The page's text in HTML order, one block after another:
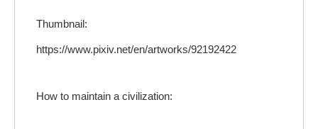
Thumbnail:
https://www.pixiv.net/en/artworks/92192422
How to maintain a civilization: